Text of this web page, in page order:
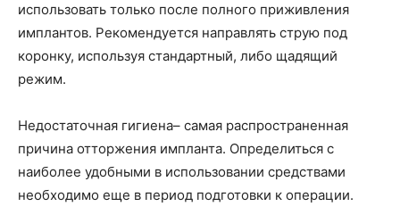
использовать только после полного приживления
имплантов. Рекомендуется направлять струю под
коронку, используя стандартный, либо щадящий
режим.
Недостаточная гигиена– самая распространенная
причина отторжения импланта. Определиться с
наиболее удобными в использовании средствами
необходимо еще в период подготовки к операции.